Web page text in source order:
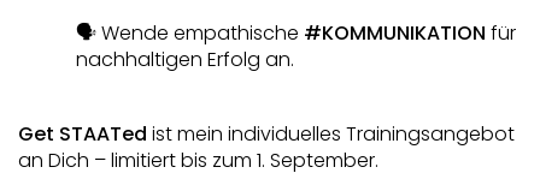
🗣️ Wende empathische #KOMMUNIKATION für
nachhaltigen Erfolg an.
Get STAATed ist mein individuelles Trainingsangebot
an Dich – limitiert bis zum 1. September.